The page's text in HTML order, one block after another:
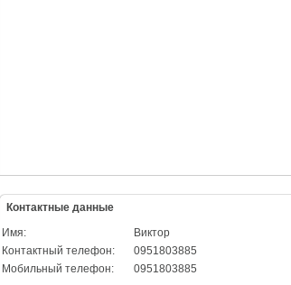
Контактные данные
Имя:
Виктор
Контактный телефон:
0951803885
Мобильный телефон:
0951803885